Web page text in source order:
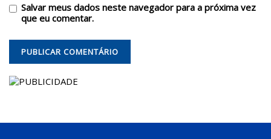
Salvar meus dados neste navegador para a próxima vez
que eu comentar.